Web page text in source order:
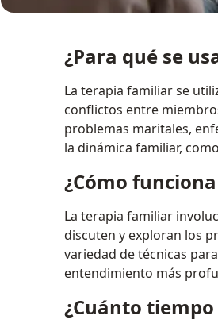
¿Para qué se
La terapia familiar se
conflictos entre
problemas maritales,
la dinámica familiar,
¿Cómo
La terapia familiar
discuten y exploran los
variedad de técnicas
entendimiento más
¿Cuánto